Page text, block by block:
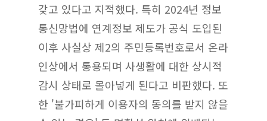
갖고 있다고 지적했다. 특히 2024년 정보
통신망법에 연계정보 제도가 공식 도입된
이후 사실상 제2의 주민등록번호로서 온라
인상에서 통용되며 사생활에 대한 상시적
감시 상태로 몰아넣게 된다고 비판했다. 또
한 '불가피하게 이용자의 동의를 받지 않을